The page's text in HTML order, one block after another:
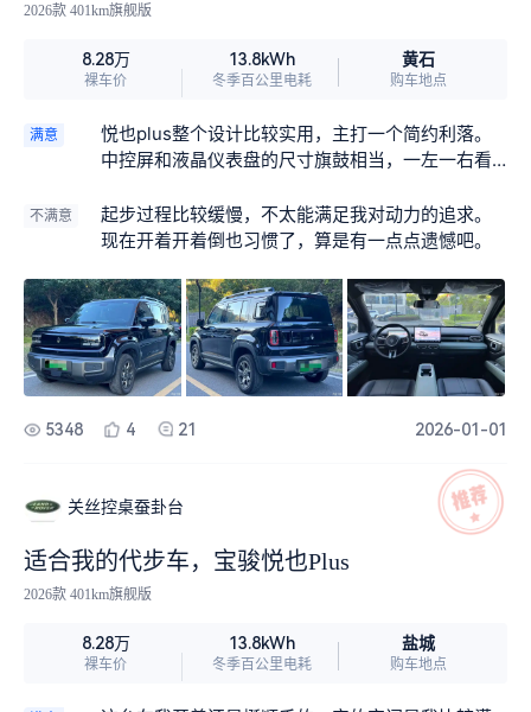
2026款 401km旗舰版
8.28万
裸车价
13.8kWh
冬季百公里电耗
黄石
购车地点
满意
悦也plus整个设计比较实用，主打一个简约利落。
中控屏和液晶仪表盘的尺寸旗鼓相当，一左一右看
都挺不错的，没有同级车的那种廉价感。
不满意
起步过程比较缓慢，不太能满足我对动力的追求。
现在开着开着倒也习惯了，算是有一点点遗憾吧。
5348 4 21 2026-01-01
关丝控桌蚕卦台
适合我的代步车，宝骏悦也Plus
2026款 401km旗舰版
8.28万
裸车价
13.8kWh
冬季百公里电耗
盐城
购车地点